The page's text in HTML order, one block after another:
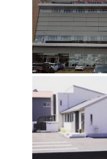
初戦突破！！！
特別診療のお知
関東高校陸上
いよいよ開幕❗️
お子様連れの方